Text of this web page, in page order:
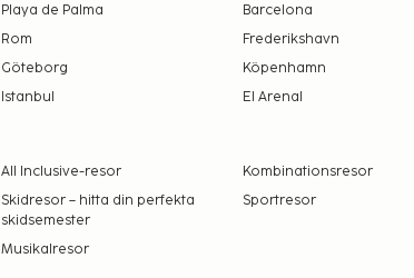
Playa de Palma
Barcelona
Rom
Frederikshavn
Göteborg
Köpenhamn
Istanbul
El Arenal
All Inclusive-resor Kombinationsresor
Skidresor – hitta din perfekta
skidsemester
Sportresor
Musikalresor